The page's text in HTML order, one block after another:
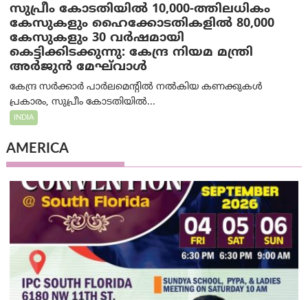
സുപ്രീം കോടതിയിൽ 10,000-ത്തിലധികം
കേസുകളും ഹൈക്കോടതികളിൽ 80,000
കേസുകളും 30 വർഷമായി
കെട്ടിക്കിടക്കുന്നു: കേന്ദ്ര നിയമ മന്ത്രി
അര്‍ജുന്‍ മേഘ്‌വാള്‍
കേന്ദ്ര സർക്കാർ പാർലമെന്റിൽ നൽകിയ കണക്കുകൾ
പ്രകാരം, സുപ്രീം കോടതിയിൽ...
INDIA
AMERICA